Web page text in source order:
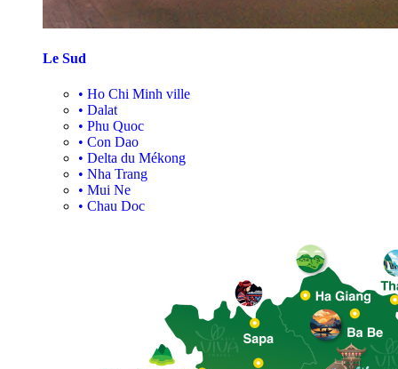
Le Sud
• Ho Chi Minh ville
• Dalat
• Phu Quoc
• Con Dao
• Delta du Mékong
• Nha Trang
• Mui Ne
• Chau Doc